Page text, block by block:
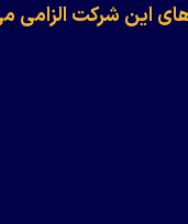
این شرکت الزامی